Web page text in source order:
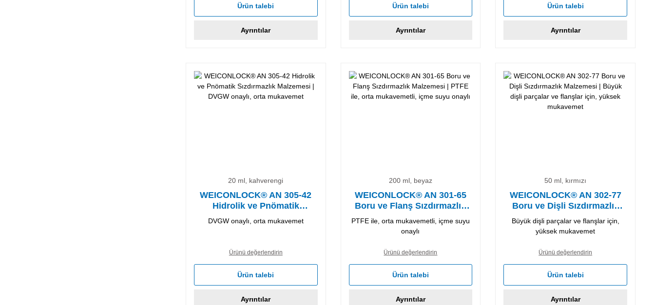
Ürün talebi
Ayrıntılar
Ürün talebi
Ayrıntılar
Ürün talebi
Ayrıntılar
20 ml, kahverengi
WEICONLOCK® AN 305-42
Hidrolik ve Pnömatik
Sızdırmazlık Malzemesi
DVGW onaylı, orta mukavemet
Ürünü değerlendirin
Ürün talebi
Ayrıntılar
200 ml, beyaz
WEICONLOCK® AN 301-65
Boru ve Flanş Sızdırmazlık
Malzemesi
PTFE ile, orta mukavemetli, içme suyu
onaylı
Ürünü değerlendirin
Ürün talebi
Ayrıntılar
50 ml, kırmızı
WEICONLOCK® AN 302-77
Boru ve Dişli Sızdırmazlık
Malzemesi
Büyük dişli parçalar ve flanşlar için,
yüksek mukavemet
Ürünü değerlendirin
Ürün talebi
Ayrıntılar